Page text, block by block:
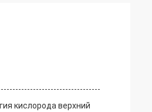
кислорода верхний